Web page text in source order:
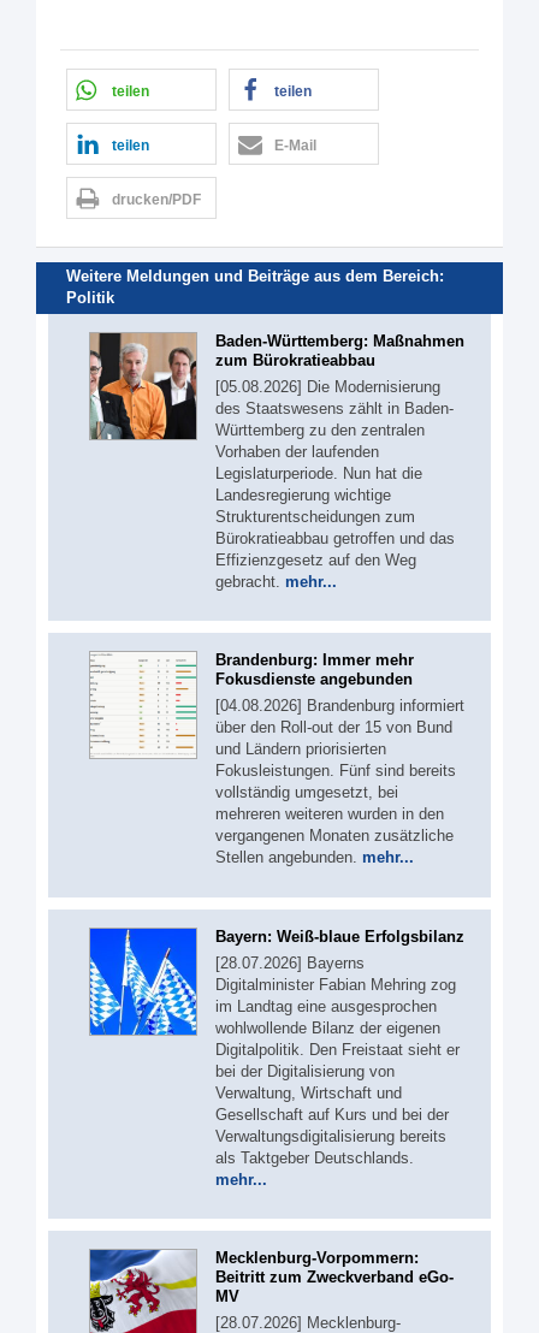
teilen teilen
teilen E-Mail
drucken/PDF
Weitere Meldungen und Beiträge aus dem Bereich:
Politik
Baden-Württemberg: Maßnahmen
zum Bürokratieabbau
[05.08.2026] Die Modernisierung
des Staatswesens zählt in Baden-
Württemberg zu den zentralen
Vorhaben der laufenden
Legislaturperiode. Nun hat die
Landesregierung wichtige
Strukturentscheidungen zum
Bürokratieabbau getroffen und das
Effizienzgesetz auf den Weg
gebracht. mehr...
Brandenburg: Immer mehr
Fokusdienste angebunden
[04.08.2026] Brandenburg informiert
über den Roll-out der 15 von Bund
und Ländern priorisierten
Fokusleistungen. Fünf sind bereits
vollständig umgesetzt, bei
mehreren weiteren wurden in den
vergangenen Monaten zusätzliche
Stellen angebunden. mehr...
Bayern: Weiß-blaue Erfolgsbilanz
[28.07.2026] Bayerns
Digitalminister Fabian Mehring zog
im Landtag eine ausgesprochen
wohlwollende Bilanz der eigenen
Digitalpolitik. Den Freistaat sieht er
bei der Digitalisierung von
Verwaltung, Wirtschaft und
Gesellschaft auf Kurs und bei der
Verwaltungsdigitalisierung bereits
als Taktgeber Deutschlands.
mehr...
Mecklenburg-Vorpommern:
Beitritt zum Zweckverband eGo-
MV
[28.07.2026] Mecklenburg-